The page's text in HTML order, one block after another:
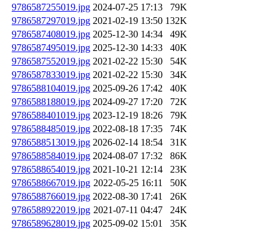
9786587255019.jpg 2024-07-25 17:13
79K
9786587297019.jpg 2021-02-19 13:50 132K
9786587408019.jpg 2025-12-30 14:34
49K
9786587495019.jpg 2025-12-30 14:33
40K
9786587552019.jpg 2021-02-22 15:30
54K
9786587833019.jpg 2021-02-22 15:30
34K
9786588104019.jpg 2025-09-26 17:42
40K
9786588188019.jpg 2024-09-27 17:20
72K
9786588401019.jpg 2023-12-19 18:26
79K
9786588485019.jpg 2022-08-18 17:35
74K
9786588513019.jpg 2026-02-14 18:54
31K
9786588584019.jpg 2024-08-07 17:32
86K
9786588654019.jpg 2021-10-21 12:14
23K
9786588667019.jpg 2022-05-25 16:11
50K
9786588766019.jpg 2022-08-30 17:41
26K
9786588922019.jpg 2021-07-11 04:47
24K
9786589628019.jpg 2025-09-02 15:01
35K